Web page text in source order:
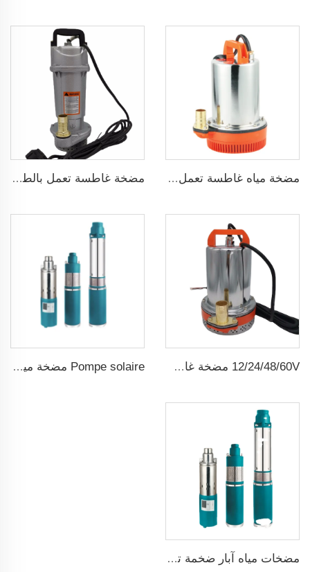
مضخة مياه غاطسة تعمل بجهد 24 فولت DC مضخة غاطسة تعمل بالطاقة الشمسية لآبار المياه العميقة DC
12/24/48/60V مضخة غاطسة شمسية صغيرة dc ذات فرشاة Pompe solaire مضخة مياه شمسية
مضخات مياه آبار ضخمة تعمل بالطاقة الشمسية